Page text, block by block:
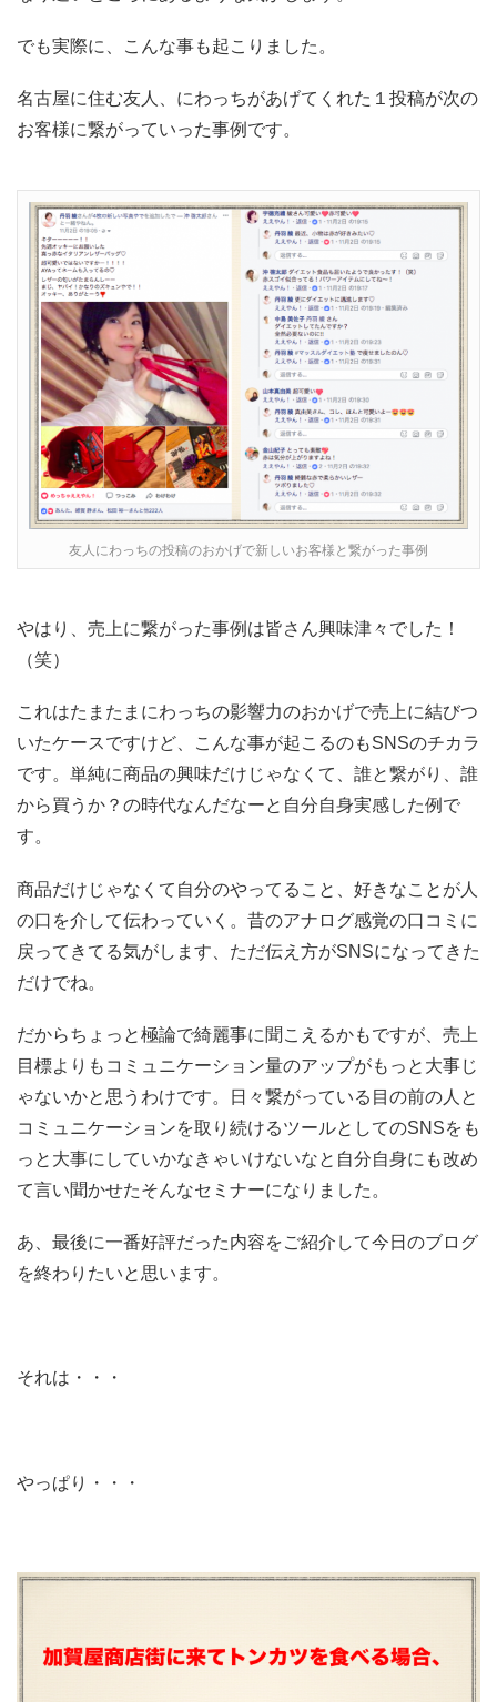
でも実際に、こんな事も起こりました。
名古屋に住む友人、にわっちがあげてくれた１投稿が次の
お客様に繋がっていった事例です。
友人にわっちの投稿のおかげで新しいお客様と繋がった事例
やはり、売上に繋がった事例は皆さん興味津々でした！
（笑）
これはたまたまにわっちの影響力のおかげで売上に結びつ
いたケースですけど、こんな事が起こるのもSNSのチカラ
です。単純に商品の興味だけじゃなくて、誰と繋がり、誰
から買うか？の時代なんだなーと自分自身実感した例で
す。
商品だけじゃなくて自分のやってること、好きなことが人
の口を介して伝わっていく。昔のアナログ感覚の口コミに
戻ってきてる気がします、ただ伝え方がSNSになってきた
だけでね。
だからちょっと極論で綺麗事に聞こえるかもですが、売上
目標よりもコミュニケーション量のアップがもっと大事じ
ゃないかと思うわけです。日々繋がっている目の前の人と
コミュニケーションを取り続けるツールとしてのSNSをも
っと大事にしていかなきゃいけないなと自分自身にも改め
て言い聞かせたそんなセミナーになりました。
あ、最後に一番好評だった内容をご紹介して今日のブログ
を終わりたいと思います。
それは・・・
やっぱり・・・